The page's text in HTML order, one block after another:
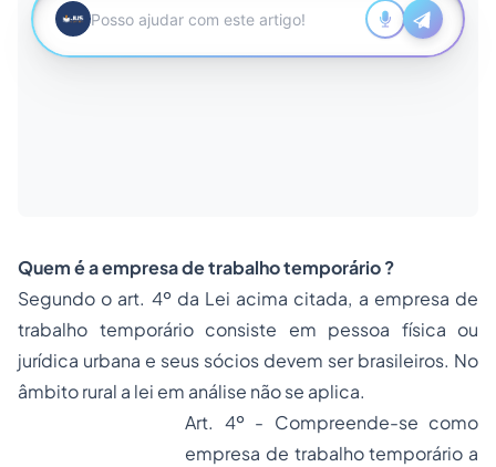
Quem é a empresa de trabalho temporário ?
Segundo o art. 4º da Lei acima citada, a empresa de
trabalho temporário consiste em pessoa física ou
jurídica urbana e seus sócios devem ser brasileiros. No
âmbito rural a lei em análise não se aplica.
Art. 4º - Compreende-se como
empresa de trabalho temporário a